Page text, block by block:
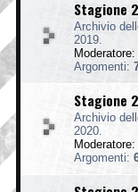
Stagione
Archivio
2019.
Moderatore:
Argomenti:
Stagione
Archivio
2020.
Moderatore:
Argomenti: